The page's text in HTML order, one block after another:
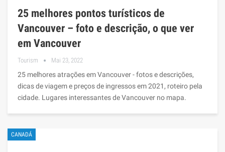
25 melhores pontos turísticos de
Vancouver – foto e descrição, o que ver
em Vancouver
Tourism Mai 23, 2022
25 melhores atrações em Vancouver - fotos e descrições,
dicas de viagem e preços de ingressos em 2021, roteiro pela
cidade. Lugares interessantes de Vancouver no mapa.
CANADÁ